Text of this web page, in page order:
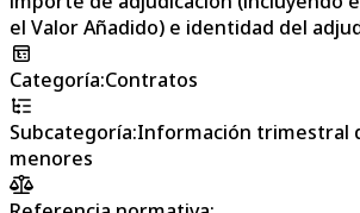
el Valor Añadido) e identidad del
Categoría:Contratos
Subcategoría:Información trimestral
menores